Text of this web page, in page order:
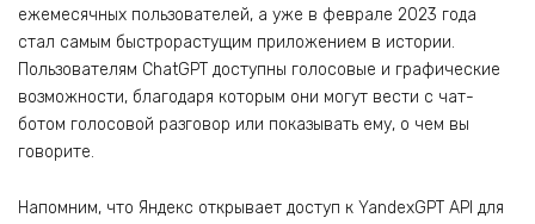
ежемесячных пользователей, а уже в феврале 2023 года
стал самым быстрорастущим приложением в истории.
Пользователям ChatGPT доступны голосовые и графические
возможности, благодаря которым они могут вести с чат-
ботом голосовой разговор или показывать ему, о чем вы
говорите.
Напомним, что Яндекс открывает доступ к YandexGPT API для